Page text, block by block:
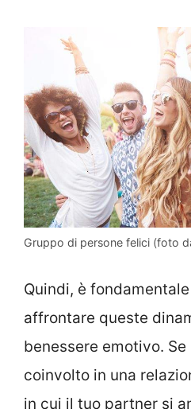
Gruppo di persone felici (foto
Quindi, è
affrontare queste
benessere emotivo.
coinvolto in una
in cui il tuo partner si